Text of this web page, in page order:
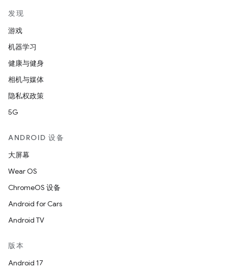
发现
游戏
机器学习
健康与健身
相机与媒体
隐私权政策
5G
ANDROID 设备
大屏幕
Wear OS
ChromeOS 设备
Android for Cars
Android TV
版本
Android 17